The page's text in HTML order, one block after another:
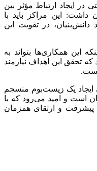
ایجاد ارتباط مؤثر بین
داشت: این مراکز باید با
در تقویت این
این همکاری‌ها بتواند به
که تحقق این اهداف نیازمند
است.
ایجاد یک زیست‌بوم منسجم
است و امید می‌رود که با
پیشرفت و ارتقای همزمان